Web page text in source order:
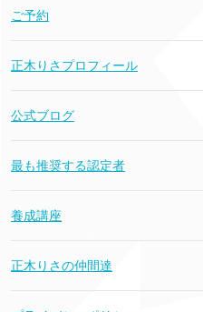
ご予約
正木りさプロフィール
公式ブログ
最も推奨する認定者
養成講座
正木りさの仲間達